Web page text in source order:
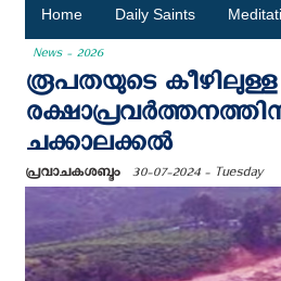
Home Daily Saints
News - 2026
രൂപതയുടെ
ചക്കാലക്കല്‍
പ്രവാചകശബ്ദം 30-07-2024 - Tuesday